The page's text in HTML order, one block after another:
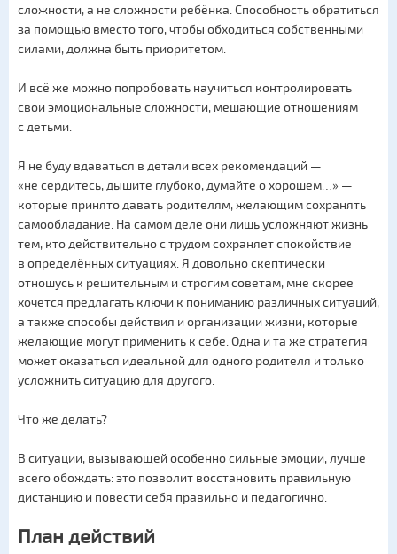
сложности, а не сложности ребёнка. Способность обратиться
за помощью вместо того, чтобы обходиться собственными
силами, должна быть приоритетом.
И всё же можно попробовать научиться контролировать
свои эмоциональные сложности, мешающие отношениям
с детьми.
Я не буду вдаваться в детали всех рекомендаций —
«не сердитесь, дышите глубоко, думайте о хорошем…» —
которые принято давать родителям, желающим сохранять
самообладание. На самом деле они лишь усложняют жизнь
тем, кто действительно с трудом сохраняет спокойствие
в определённых ситуациях. Я довольно скептически
отношусь к решительным и строгим советам, мне скорее
хочется предлагать ключи к пониманию различных ситуаций,
а также способы действия и организации жизни, которые
желающие могут применить к себе. Одна и та же стратегия
может оказаться идеальной для одного родителя и только
усложнить ситуацию для другого.
Что же делать?
В ситуации, вызывающей особенно сильные эмоции, лучше
всего обождать: это позволит восстановить правильную
дистанцию и повести себя правильно и педагогично.
План действий